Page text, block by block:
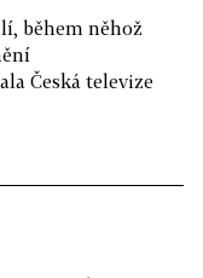
během něhož
Česká televize